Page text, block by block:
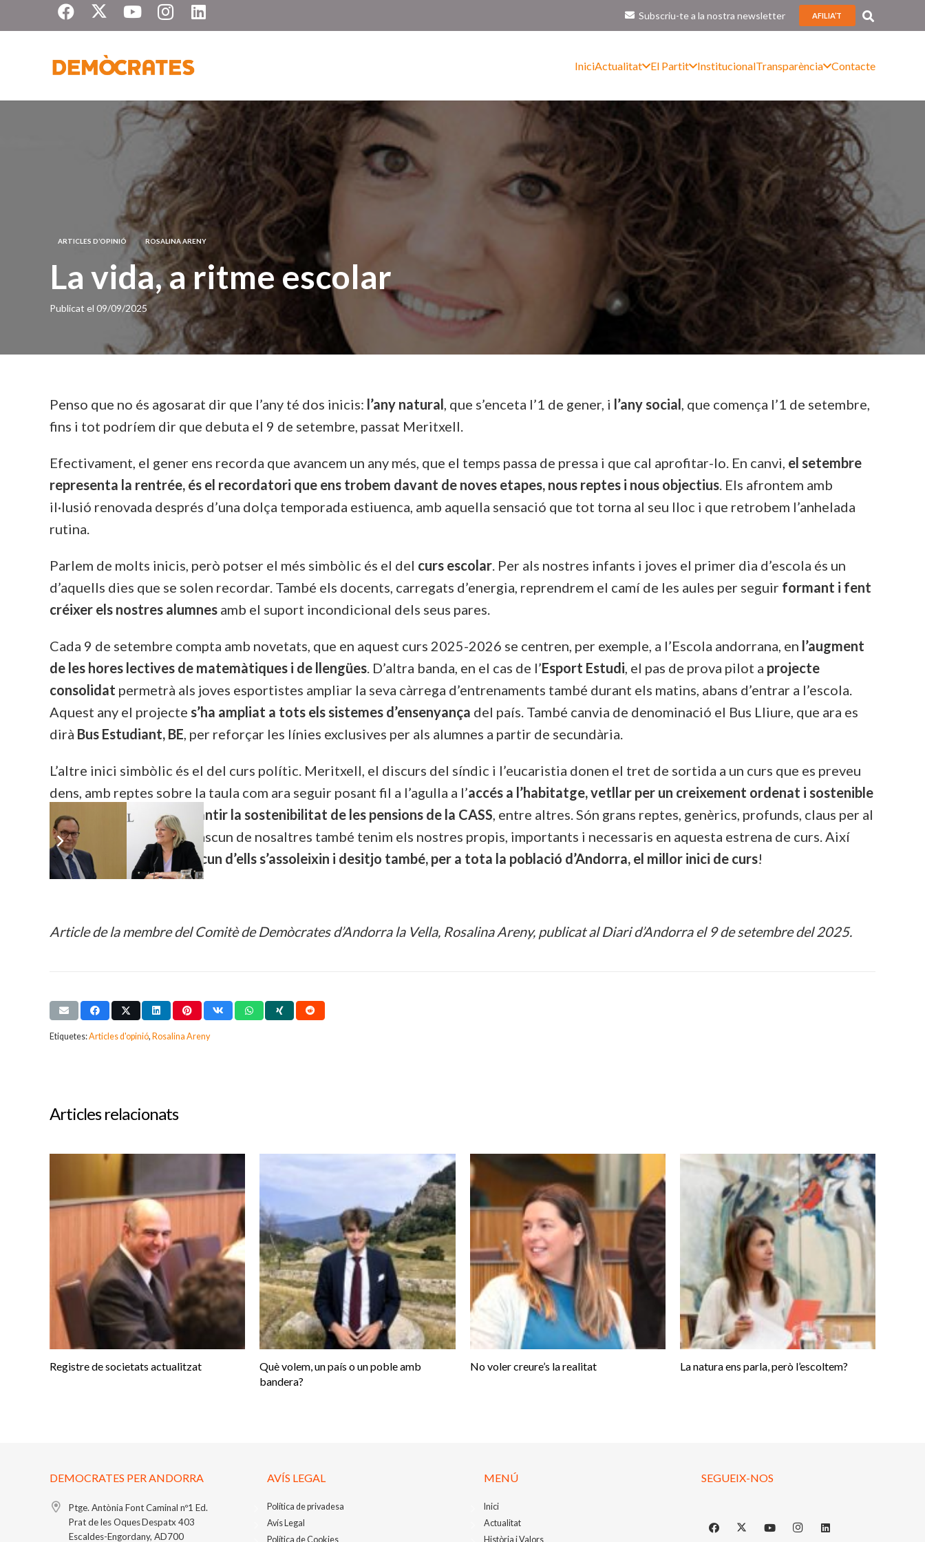
Subscriu-te a la nostra newsletter AFILIA’T
IniciActualitat El Partit InstitucionalTransparència Contacte
ARTICLES D’OPINIÓ ROSALINA ARENY
La vida, a ritme escolar
Publicat el 09/09/2025
Penso que no és agosarat dir que l’any té dos inicis: l’any natural, que s’enceta l’1 de gener, i l’any social, que comença l’1 de setembre,
fins i tot podríem dir que debuta el 9 de setembre, passat Meritxell.
Efectivament, el gener ens recorda que avancem un any més, que el temps passa de pressa i que cal aprofitar-lo. En canvi, el setembre
representa la rentrée, és el recordatori que ens trobem davant de noves etapes, nous reptes i nous objectius. Els afrontem amb
il·lusió renovada després d’una dolça temporada estiuenca, amb aquella sensació que tot torna al seu lloc i que retrobem l’anhelada
rutina.
Parlem de molts inicis, però potser el més simbòlic és el del curs escolar. Per als nostres infants i joves el primer dia d’escola és un
d’aquells dies que se solen recordar. També els docents, carregats d’energia, reprendrem el camí de les aules per seguir formant i fent
créixer els nostres alumnes amb el suport incondicional dels seus pares.
Cada 9 de setembre compta amb novetats, que en aquest curs 2025-2026 se centren, per exemple, a l’Escola andorrana, en l’augment
de les hores lectives de matemàtiques i de llengües. D’altra banda, en el cas de l’Esport Estudi, el pas de prova pilot a projecte
consolidat permetrà als joves esportistes ampliar la seva càrrega d’entrenaments també durant els matins, abans d’entrar a l’escola.
Aquest any el projecte s’ha ampliat a tots els sistemes d’ensenyança del país. També canvia de denominació el Bus Lliure, que ara es
dirà Bus Estudiant, BE, per reforçar les línies exclusives per als alumnes a partir de secundària.
L’altre inici simbòlic és el del curs polític. Meritxell, el discurs del síndic i l’eucaristia donen el tret de sortida a un curs que es preveu
dens, amb reptes sobre la taula com ara seguir posant fil a l’agulla a l’accés a l’habitatge, vetllar per un creixement ordenat i sostenible
del nostre territori i garantir la sostenibilitat de les pensions de la CASS, entre altres. Són grans reptes, genèrics, profunds, claus per al
país. Però segur que cadascun de nosaltres també tenim els nostres propis, importants i necessaris en aquesta estrena de curs. Així
doncs,espero que cadascun d’ells s’assoleixin i desitjo també, per a tota la població d’Andorra, el millor inici de curs!
Article de la membre del Comitè de Demòcrates d’Andorra la Vella, Rosalina Areny, publicat al Diari d’Andorra el 9 de setembre del 2025.
Etiquetes:Articles d'opinió, Rosalina Areny
Articles relacionats
Registre de societats actualitzat
Què volem, un país o un poble amb
bandera?
No voler creure’s la realitat La natura ens parla, però l’escoltem?
DEMOCRATES PER ANDORRA
Ptge. Antònia Font Caminal nº1 Ed.
Prat de les OquesDespatx 403
Escaldes-Engordany, AD700
AVÍS LEGAL
Política de privadesa
Avís Legal
Política de Cookies
MENÚ
Inici
Actualitat
Història i Valors
SEGUEIX-NOS